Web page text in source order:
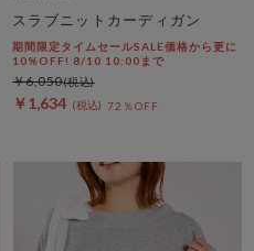
スラブニットカーディガン
期間限定タイムセールSALE価格から更に
10%OFF! 8/10 10:00まで
￥1,634 72％OFF
￥6,050